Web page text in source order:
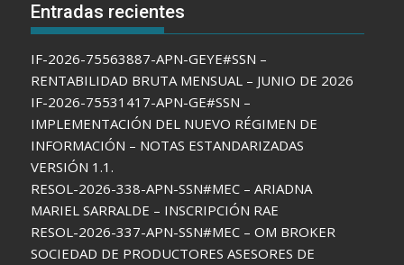
Entradas recientes
IF-2026-75563887-APN-GEYE#SSN –
RENTABILIDAD BRUTA MENSUAL – JUNIO DE 2026
IF-2026-75531417-APN-GE#SSN –
IMPLEMENTACIÓN DEL NUEVO RÉGIMEN DE
INFORMACIÓN – NOTAS ESTANDARIZADAS
VERSIÓN 1.1.
RESOL-2026-338-APN-SSN#MEC – ARIADNA
MARIEL SARRALDE – INSCRIPCIÓN RAE
RESOL-2026-337-APN-SSN#MEC – OM BROKER
SOCIEDAD DE PRODUCTORES ASESORES DE